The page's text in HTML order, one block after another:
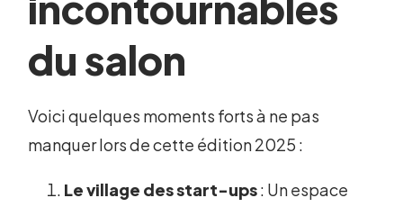
du salon
Voici quelques moments forts à ne pas
manquer lors de cette édition 2025 :
Le village des start-ups: Un espace